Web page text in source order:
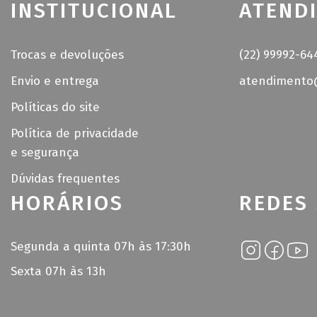
INSTITUCIONAL
Trocas e devoluções
Envio e entrega
Políticas do site
Política de privacidade
e segurança
Dúvidas frequentes
(22) 99992-
HORÁRIOS
Segunda a quinta 07h às 17:30h
Sexta 07h às 13h